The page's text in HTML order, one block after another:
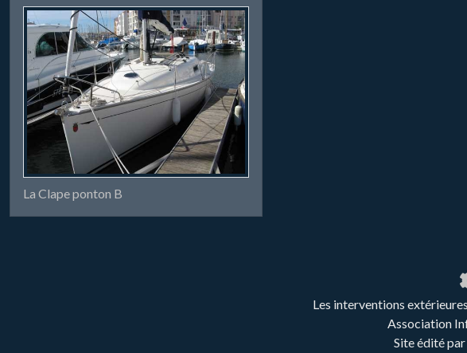
La Clape ponton B
Les interventions
Association
Site édité